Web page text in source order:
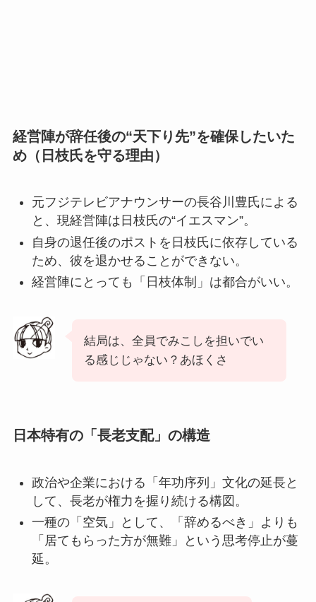
経営陣が辞任後の“天下り先”を確保したいた
め（日枝氏を守る理由）
元フジテレビアナウンサーの長谷川豊氏による
と、現経営陣は日枝氏の“イエスマン”。
自身の退任後のポストを日枝氏に依存している
ため、彼を退かせることができない。
経営陣にとっても「日枝体制」は都合がいい。
結局は、全員でみこしを担いでい
る感じじゃない？あほくさ
日本特有の「長老支配」の構造
政治や企業における「年功序列」文化の延長と
して、長老が権力を握り続ける構図。
一種の「空気」として、「辞めるべき」よりも
「居てもらった方が無難」という思考停止が蔓
延。